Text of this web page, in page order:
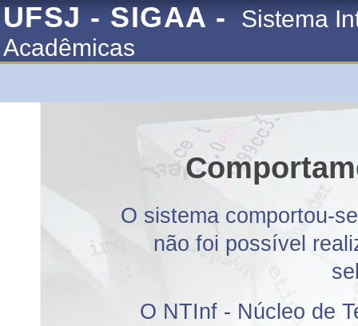
UFSJ - SIGAA -
Sistema
Acadêmicas
O sistema comportou-
não foi possível
O NTInf - Núcleo de